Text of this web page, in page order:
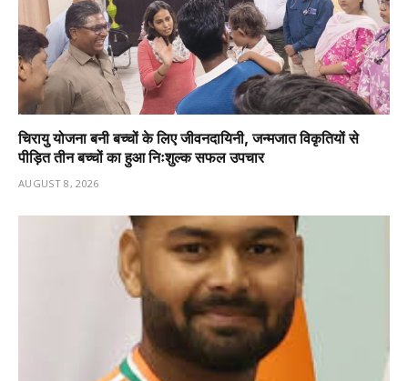
चिरायु योजना बनी बच्चों के लिए जीवनदायिनी, जन्मजात विकृतियों से
पीड़ित तीन बच्चों का हुआ निःशुल्क सफल उपचार
AUGUST 8, 2026